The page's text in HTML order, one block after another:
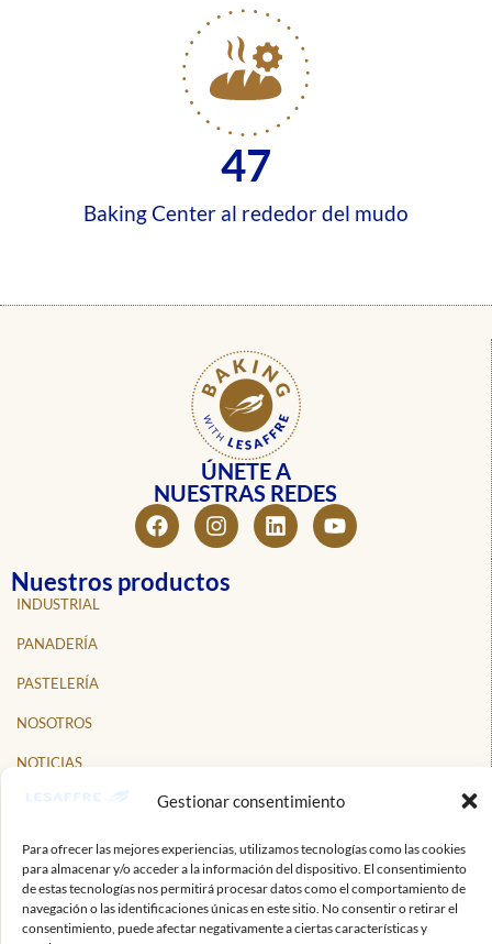
Gestionar consentimiento
Para ofrecer las mejores experiencias, utilizamos tecnologías como las cookies
para almacenar y/o acceder a la información del dispositivo. El consentimiento
de estas tecnologías nos permitirá procesar datos como el comportamiento de
navegación o las identificaciones únicas en este sitio. No consentir o retirar el
consentimiento, puede afectar negativamente a ciertas características y
Baking Center al rededor del mudo
47
ÚNETE A
NUESTRAS REDES
Nuestros productos
INDUSTRIAL
PANADERÍA
PASTELERÍA
NOSOTROS
NOTICIAS
PROFESIONALES
CONTACTO
Suscríbete a nuestro boletín informativo
Mantente al tanto de las noticias y novedades de Lesaffre.